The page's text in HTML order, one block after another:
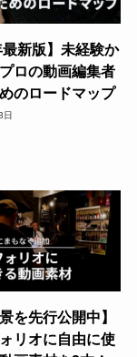
最新版】未経験か
ロの動画編集者
のロードマップ
日
を先行公開中】
リオに自由に使